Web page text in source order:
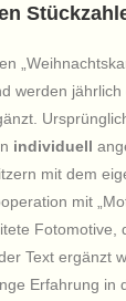
werden jährlich
individuell
mit dem
mit
Fotomotive,
Text ergänzt
Erfahrung in